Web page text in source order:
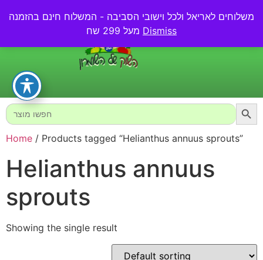
משלוחים לאריאל ולכל וישובי הסביבה - המשלוח חינם בהזמנה
Dismiss
0.00₪
Search
for:
Home / Products tagged “Helianthus annuus sprouts”
Helianthus annuus
sprouts
Showing the single result